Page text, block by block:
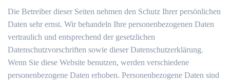
Die Betreiber dieser Seiten nehmen den Schutz Ihrer persönlichen
Daten sehr ernst. Wir behandeln Ihre personenbezogenen Daten
vertraulich und entsprechend der gesetzlichen
Datenschutzvorschriften sowie dieser Datenschutzerklärung.
Wenn Sie diese Website benutzen, werden verschiedene
personenbezogene Daten erhoben. Personenbezogene Daten sind